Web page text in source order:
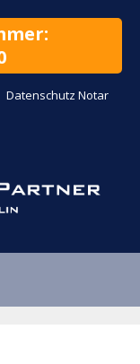
Datenschutz Notar